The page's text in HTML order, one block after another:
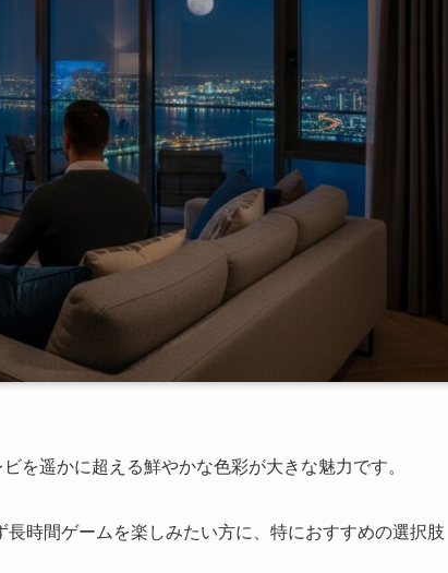
を遥かに超える鮮やかな色彩が大きな魅力です。
時間ゲームを楽しみたい方に、特におすすめの選択肢